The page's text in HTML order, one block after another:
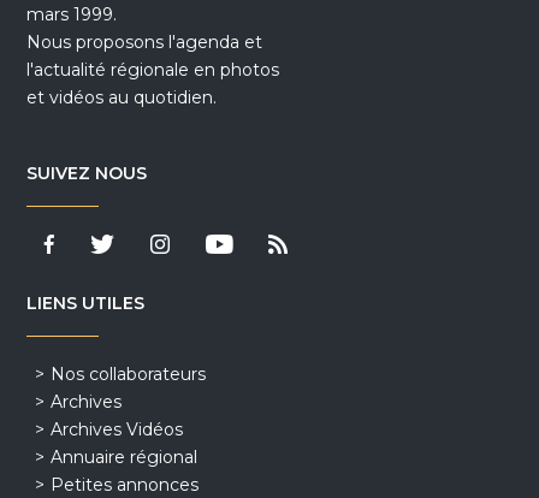
mars 1999.
Nous proposons l'agenda et
l'actualité régionale en photos
et vidéos au quotidien.
SUIVEZ NOUS
LIENS UTILES
Nos collaborateurs
Archives
Archives Vidéos
Annuaire régional
Petites annonces